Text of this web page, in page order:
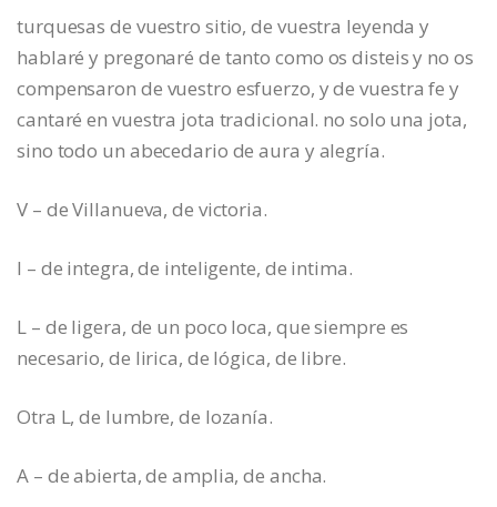
turquesas de vuestro sitio, de vuestra leyenda y
hablaré y pregonaré de tanto como os disteis y no os
compensaron de vuestro esfuerzo, y de vuestra fe y
cantaré en vuestra jota tradicional. no solo una jota,
sino todo un abecedario de aura y alegría.
V – de Villanueva, de victoria.
I – de integra, de inteligente, de intima.
L – de ligera, de un poco loca, que siempre es
necesario, de lirica, de lógica, de libre.
Otra L, de lumbre, de lozanía.
A – de abierta, de amplia, de ancha.